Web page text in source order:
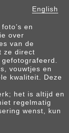
English
en
over
van de
ze direct
vouwtjes en
kwaliteit. Deze
het is altijd en
regelmatig
wenst, kun